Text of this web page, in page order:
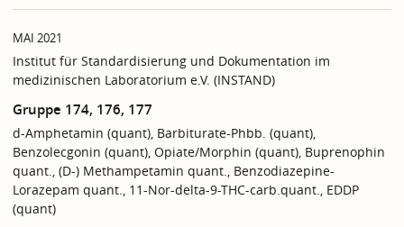
MAI 2021
Institut für Standardisierung und Dokumentation im
medizinischen Laboratorium e.V. (INSTAND)
Gruppe 174, 176, 177
d-Amphetamin (quant), Barbiturate-Phbb. (quant),
Benzolecgonin (quant), Opiate/Morphin (quant), Buprenophin
quant., (D-) Methampetamin quant., Benzodiazepine-
Lorazepam quant., 11-Nor-delta-9-THC-carb.quant., EDDP
(quant)